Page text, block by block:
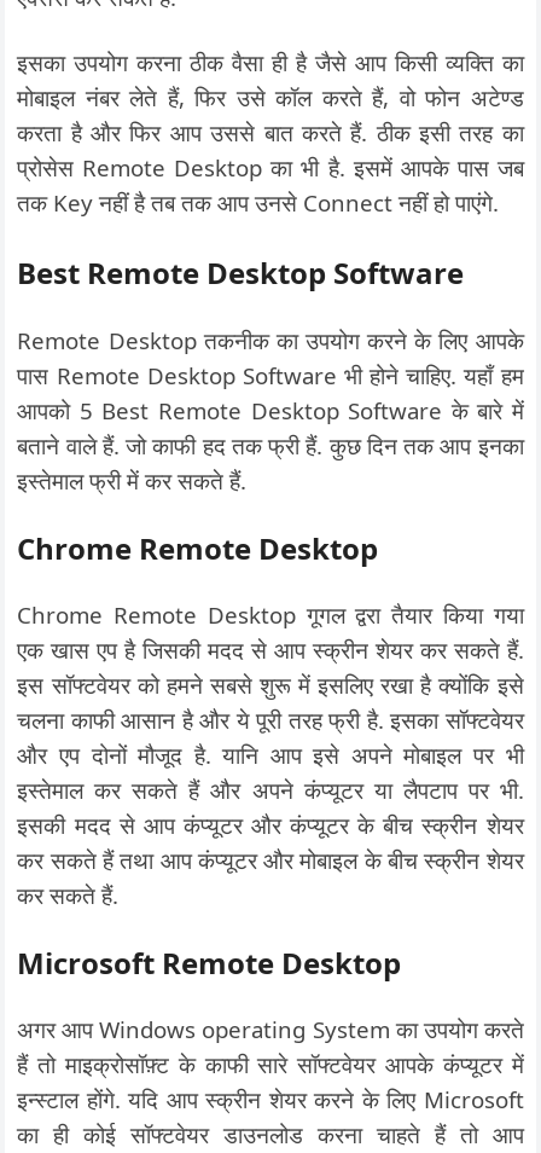
इसका उपयोग करना ठीक वैसा ही है जैसे आप किसी व्यक्ति का
मोबाइल नंबर लेते हैं, फिर उसे कॉल करते हैं, वो फोन अटेण्ड
करता है और फिर आप उससे बात करते हैं. ठीक इसी तरह का
प्रोसेस Remote Desktop का भी है. इसमें आपके पास जब
तक Key नहीं है तब तक आप उनसे Connect नहीं हो पाएंगे.
Best Remote Desktop Software
Remote Desktop तकनीक का उपयोग करने के लिए आपके
पास Remote Desktop Software भी होने चाहिए. यहाँ हम
आपको 5 Best Remote Desktop Software के बारे में
बताने वाले हैं. जो काफी हद तक फ्री हैं. कुछ दिन तक आप इनका
इस्तेमाल फ्री में कर सकते हैं.
Chrome Remote Desktop
Chrome Remote Desktop गूगल द्वरा तैयार किया गया
एक खास एप है जिसकी मदद से आप स्क्रीन शेयर कर सकते हैं.
इस सॉफ्टवेयर को हमने सबसे शुरू में इसलिए रखा है क्योंकि इसे
चलना काफी आसान है और ये पूरी तरह फ्री है. इसका सॉफ्टवेयर
और एप दोनों मौजूद है. यानि आप इसे अपने मोबाइल पर भी
इस्तेमाल कर सकते हैं और अपने कंप्यूटर या लैपटाप पर भी.
इसकी मदद से आप कंप्यूटर और कंप्यूटर के बीच स्क्रीन शेयर
कर सकते हैं तथा आप कंप्यूटर और मोबाइल के बीच स्क्रीन शेयर
कर सकते हैं.
Microsoft Remote Desktop
अगर आप Windows operating System का उपयोग करते
हैं तो माइक्रोसॉफ़्ट के काफी सारे सॉफ्टवेयर आपके कंप्यूटर में
इन्स्टाल होंगे. यदि आप स्क्रीन शेयर करने के लिए Microsoft
का ही कोई सॉफ्टवेयर डाउनलोड करना चाहते हैं तो आप